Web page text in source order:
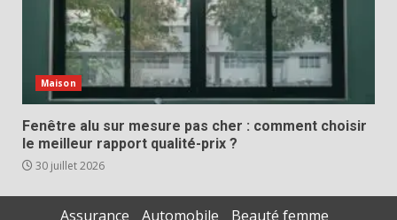
Maison
Fenêtre alu sur mesure pas cher : comment choisir
le meilleur rapport qualité-prix ?
30 juillet 2026
Assurance Automobile Beauté femme